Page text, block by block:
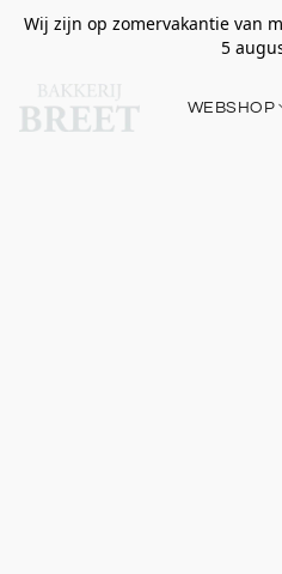
Wij zijn op zomervakantie van
5
WEBSHOP